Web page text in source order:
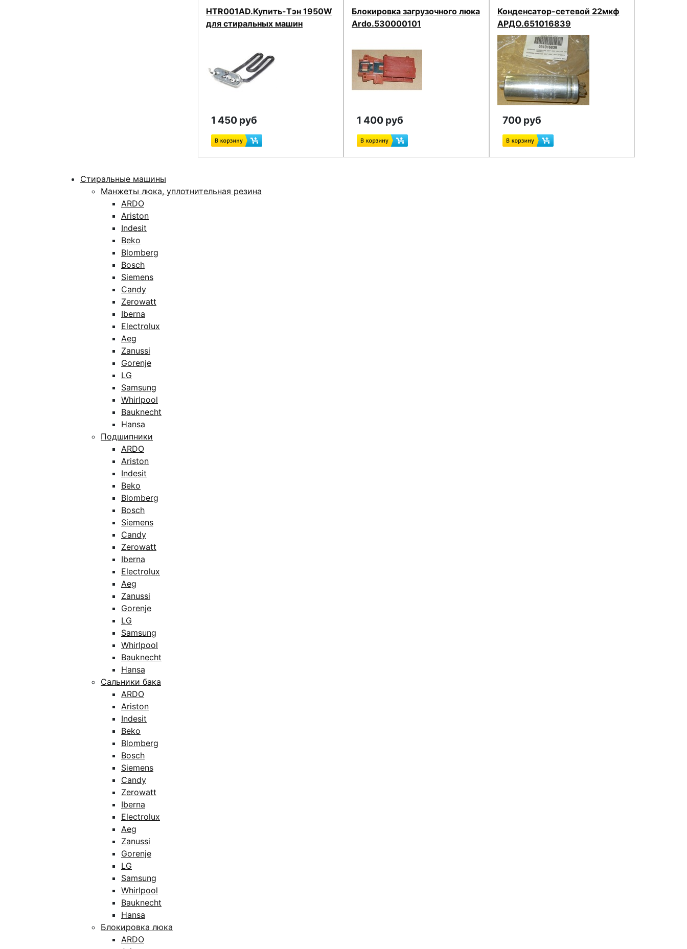
HTR001AD.Купить-Тэн 1950W
для стиральных машин
1 450 руб
Блокировка загрузочного люка
Ardo.530000101
1 400 руб
Конденсатор-сетевой 22мкф
АРДО.651016839
700 руб
Стиральные машины
Манжеты люка, уплотнительная резина
ARDO
Ariston
Indesit
Beko
Blomberg
Bosch
Siemens
Candy
Zerowatt
Iberna
Electrolux
Aeg
Zanussi
Gorenje
LG
Samsung
Whirlpool
Bauknecht
Hansa
Подшипники
ARDO
Ariston
Indesit
Beko
Blomberg
Bosch
Siemens
Candy
Zerowatt
Iberna
Electrolux
Aeg
Zanussi
Gorenje
LG
Samsung
Whirlpool
Bauknecht
Hansa
Сальники бака
ARDO
Ariston
Indesit
Beko
Blomberg
Bosch
Siemens
Candy
Zerowatt
Iberna
Electrolux
Aeg
Zanussi
Gorenje
LG
Samsung
Whirlpool
Bauknecht
Hansa
Блокировка люка
ARDO